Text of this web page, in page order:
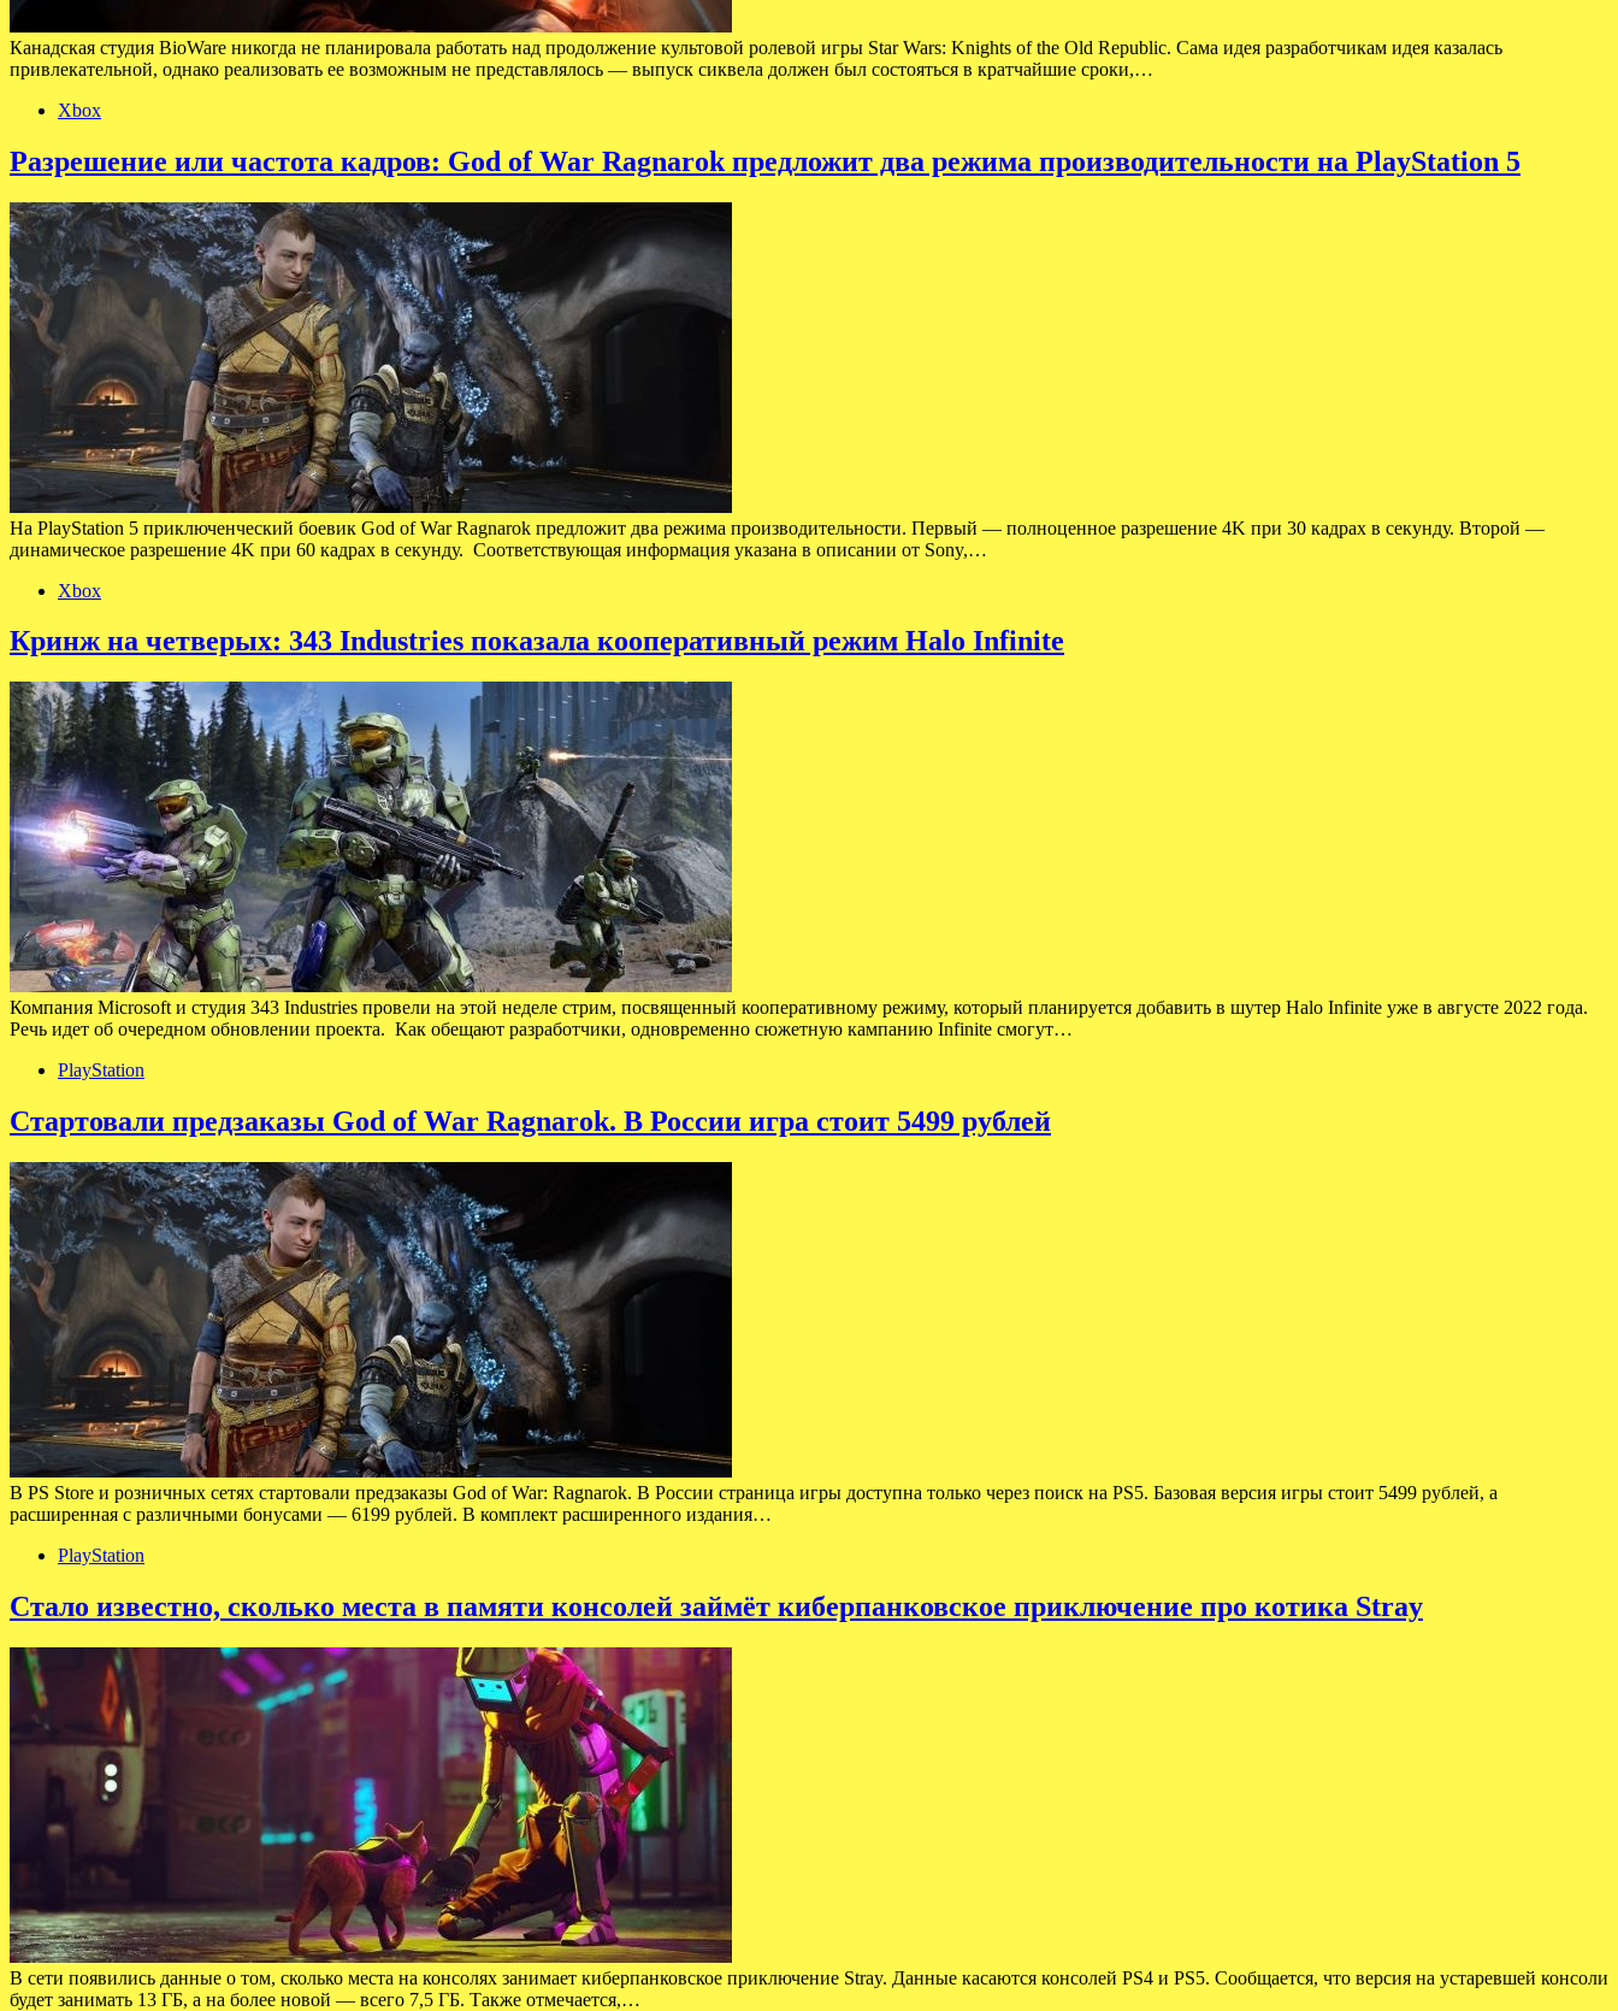
Канадская студия BioWare никогда не планировала работать над продолжение культовой ролевой игры Star Wars: Knights of the Old Republic. Сама идея разработчикам идея казалась
привлекательной, однако реализовать ее возможным не представлялось — выпуск сиквела должен был состояться в кратчайшие сроки,…
Xbox
Разрешение или частота кадров: God of War Ragnarok предложит два режима производительности на PlayStation 5
На PlayStation 5 приключенческий боевик God of War Ragnarok предложит два режима производительности. Первый — полноценное разрешение 4K при 30 кадрах в секунду. Второй —
динамическое разрешение 4K при 60 кадрах в секунду. Соответствующая информация указана в описании от Sony,…
Xbox
Кринж на четверых: 343 Industries показала кооперативный режим Halo Infinite
Компания Microsoft и студия 343 Industries провели на этой неделе стрим, посвященный кооперативному режиму, который планируется добавить в шутер Halo Infinite уже в августе 2022 года.
Речь идет об очередном обновлении проекта. Как обещают разработчики, одновременно сюжетную кампанию Infinite смогут…
PlayStation
Стартовали предзаказы God of War Ragnarok. В России игра стоит 5499 рублей
В PS Store и розничных сетях стартовали предзаказы God of War: Ragnarok. В России страница игры доступна только через поиск на PS5. Базовая версия игры стоит 5499 рублей, а
расширенная с различными бонусами — 6199 рублей. В комплект расширенного издания…
PlayStation
Стало известно, сколько места в памяти консолей займёт киберпанковское приключение про котика Stray
В сети появились данные о том, сколько места на консолях занимает киберпанковское приключение Stray. Данные касаются консолей PS4 и PS5. Сообщается, что версия на устаревшей консоли
будет занимать 13 ГБ, а на более новой — всего 7,5 ГБ. Также отмечается,…